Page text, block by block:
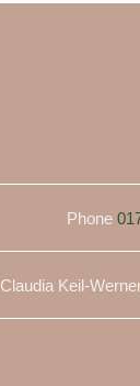
Phone
Claudia Keil-